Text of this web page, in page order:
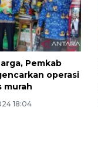
Pemkab
operasi
murah
18:04